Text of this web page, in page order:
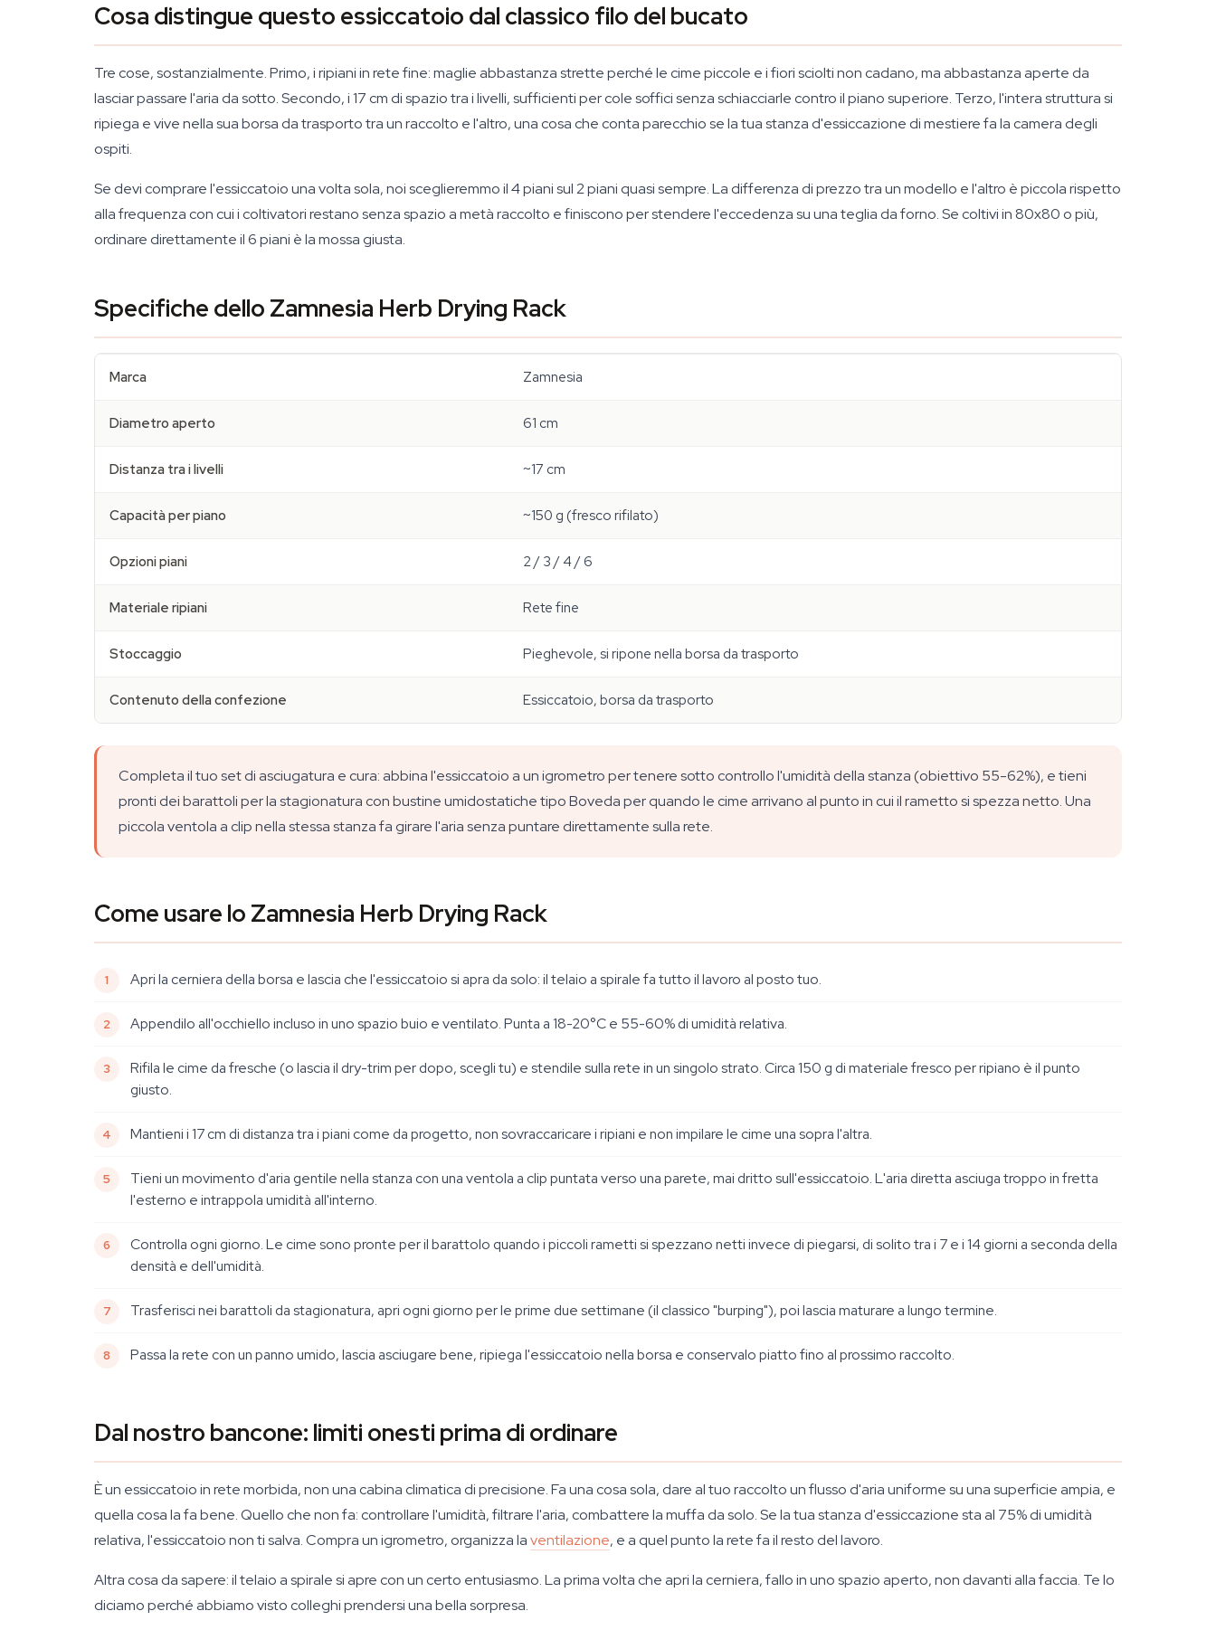
Cosa distingue questo essiccatoio dal classico filo del bucato
Tre cose, sostanzialmente. Primo, i ripiani in rete fine: maglie abbastanza strette perché le cime piccole e i fiori sciolti non cadano, ma abbastanza aperte da
lasciar passare l'aria da sotto. Secondo, i 17 cm di spazio tra i livelli, sufficienti per cole soffici senza schiacciarle contro il piano superiore. Terzo, l'intera struttura si
ripiega e vive nella sua borsa da trasporto tra un raccolto e l'altro, una cosa che conta parecchio se la tua stanza d'essiccazione di mestiere fa la camera degli
ospiti.
Se devi comprare l'essiccatoio una volta sola, noi sceglieremmo il 4 piani sul 2 piani quasi sempre. La differenza di prezzo tra un modello e l'altro è piccola rispetto
alla frequenza con cui i coltivatori restano senza spazio a metà raccolto e finiscono per stendere l'eccedenza su una teglia da forno. Se coltivi in 80x80 o più,
ordinare direttamente il 6 piani è la mossa giusta.
Specifiche dello Zamnesia Herb Drying Rack
Marca Zamnesia
Diametro aperto 61 cm
Distanza tra i livelli ~17 cm
Capacità per piano ~150 g (fresco rifilato)
Opzioni piani 2 / 3 / 4 / 6
Materiale ripiani Rete fine
Stoccaggio Pieghevole, si ripone nella borsa da trasporto
Contenuto della confezione Essiccatoio, borsa da trasporto
Completa il tuo set di asciugatura e cura: abbina l'essiccatoio a un igrometro per tenere sotto controllo l'umidità della stanza (obiettivo 55-62%), e tieni
pronti dei barattoli per la stagionatura con bustine umidostatiche tipo Boveda per quando le cime arrivano al punto in cui il rametto si spezza netto. Una
piccola ventola a clip nella stessa stanza fa girare l'aria senza puntare direttamente sulla rete.
Come usare lo Zamnesia Herb Drying Rack
Apri la cerniera della borsa e lascia che l'essiccatoio si apra da solo: il telaio a spirale fa tutto il lavoro al posto tuo.
Appendilo all'occhiello incluso in uno spazio buio e ventilato. Punta a 18-20°C e 55-60% di umidità relativa.
Rifila le cime da fresche (o lascia il dry-trim per dopo, scegli tu) e stendile sulla rete in un singolo strato. Circa 150 g di materiale fresco per ripiano è il punto
giusto.
Mantieni i 17 cm di distanza tra i piani come da progetto, non sovraccaricare i ripiani e non impilare le cime una sopra l'altra.
Tieni un movimento d'aria gentile nella stanza con una ventola a clip puntata verso una parete, mai dritto sull'essiccatoio. L'aria diretta asciuga troppo in fretta
l'esterno e intrappola umidità all'interno.
Controlla ogni giorno. Le cime sono pronte per il barattolo quando i piccoli rametti si spezzano netti invece di piegarsi, di solito tra i 7 e i 14 giorni a seconda della
densità e dell'umidità.
Trasferisci nei barattoli da stagionatura, apri ogni giorno per le prime due settimane (il classico "burping"), poi lascia maturare a lungo termine.
Passa la rete con un panno umido, lascia asciugare bene, ripiega l'essiccatoio nella borsa e conservalo piatto fino al prossimo raccolto.
Dal nostro bancone: limiti onesti prima di ordinare
È un essiccatoio in rete morbida, non una cabina climatica di precisione. Fa una cosa sola, dare al tuo raccolto un flusso d'aria uniforme su una superficie ampia, e
quella cosa la fa bene. Quello che non fa: controllare l'umidità, filtrare l'aria, combattere la muffa da solo. Se la tua stanza d'essiccazione sta al 75% di umidità
relativa, l'essiccatoio non ti salva. Compra un igrometro, organizza laventilazione, e a quel punto la rete fa il resto del lavoro.
Altra cosa da sapere: il telaio a spirale si apre con un certo entusiasmo. La prima volta che apri la cerniera, fallo in uno spazio aperto, non davanti alla faccia. Te lo
diciamo perché abbiamo visto colleghi prendersi una bella sorpresa.